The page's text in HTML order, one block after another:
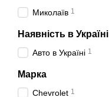
Миколаїв 1
Наявність в Україні
Авто в Україні 1
Марка
Chevrolet 1